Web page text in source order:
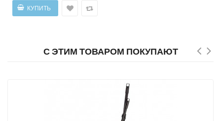
С ЭТИМ ТОВАРОМ ПОКУПАЮТ